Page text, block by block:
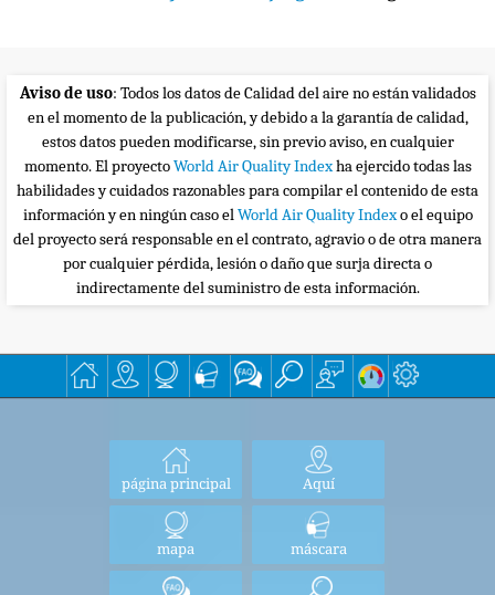
Aviso de uso: Todos los datos de Calidad del aire no están validados
en el momento de la publicación, y debido a la garantía de calidad,
estos datos pueden modificarse, sin previo aviso, en cualquier
momento. El proyectoWorld Air Quality Indexha ejercido todas las
habilidades y cuidados razonables para compilar el contenido de esta
información y en ningún caso elWorld Air Quality Indexo el equipo
del proyecto será responsable en el contrato, agravio o de otra manera
por cualquier pérdida, lesión o daño que surja directa o
indirectamente del suministro de esta información.
página principal Aquí
mapa máscara